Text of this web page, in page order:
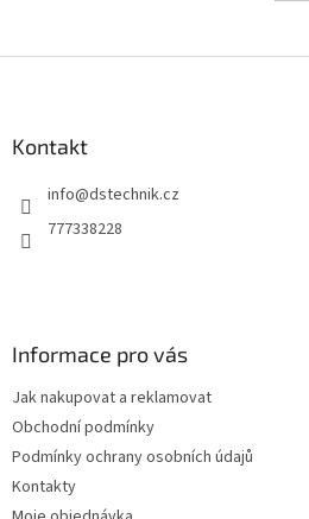
Kontakt
info@dstechnik.cz
777338228
Informace pro vás
Jak nakupovat a reklamovat
Obchodní podmínky
Podmínky ochrany osobních údajů
Kontakty